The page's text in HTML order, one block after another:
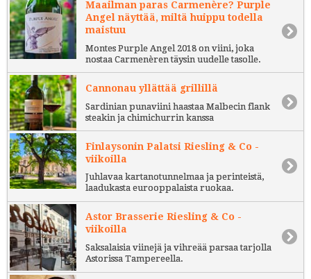
Maailman paras Carmenère? Purple
Angel näyttää, miltä huippu todella
maistuu
Montes Purple Angel 2018 on viini, joka
nostaa Carmenèren täysin uudelle tasolle.
Cannonau yllättää grillillä
Sardinian punaviini haastaa Malbecin flank
steakin ja chimichurrin kanssa
Finlaysonin Palatsi Riesling & Co -
viikoilla
Juhlavaa kartanotunnelmaa ja perinteistä,
laadukasta eurooppalaista ruokaa.
Astor Brasserie Riesling & Co -
viikoilla
Saksalaisia viinejä ja vihreää parsaa tarjolla
Astorissa Tampereella.